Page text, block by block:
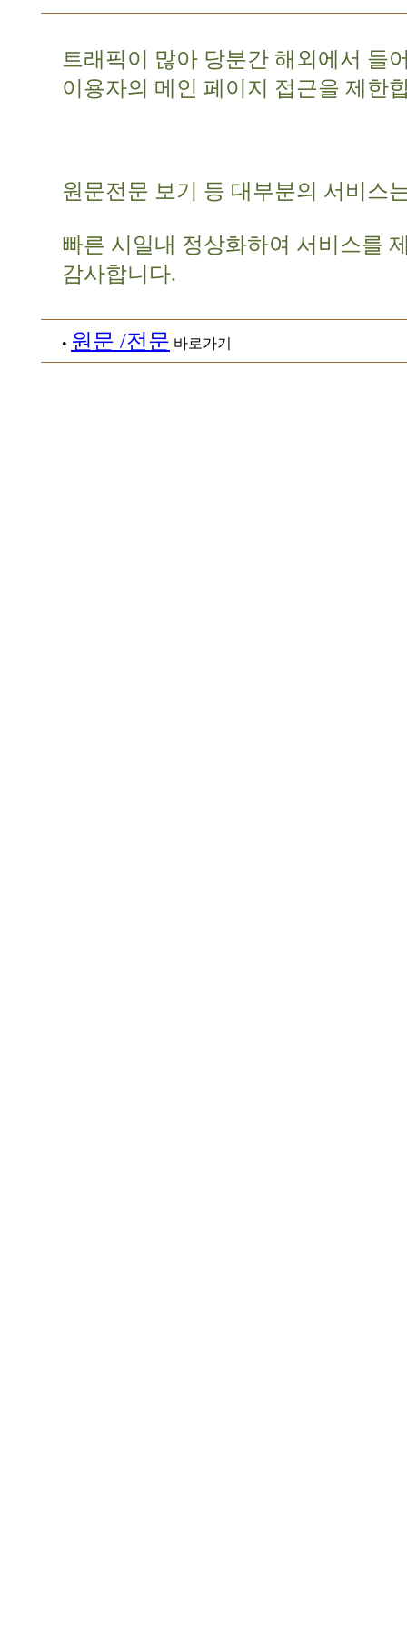
트래픽이 많아 당분간 해외에서 들
이용자의 메인 페이지 접근을 제한
원문전문 보기 등 대부분의 서비스
빠른 시일내 정상화하여 서비스를
감사합니다.
• 원문 /전문 바로가기